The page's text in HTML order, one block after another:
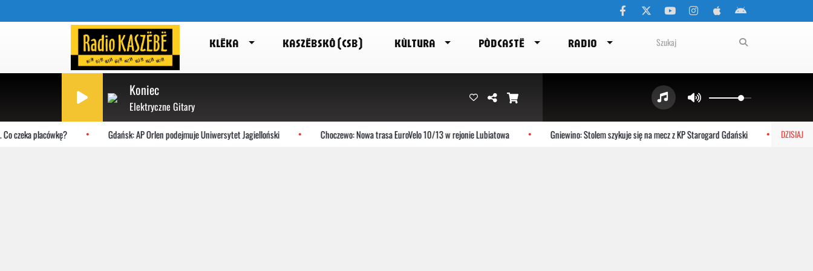
KLËKA KASZËBSKÔ (CSB) KÙLTURA PÒDCASTË RADIO
Koniec
Elektryczne Gitary
DZISIAJ
czeka placówkę? Gdańsk: AP Orlen podejmuje Uniwersytet Jagielloński Choczewo: Nowa trasa EuroVelo 10/13 w rejonie Lubiatowa Gniewino: Stolem szykuje się na mecz z KP Starogard Gdański Kartuzy: